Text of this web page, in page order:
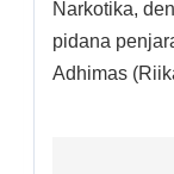
Narkotika,
pidana
Adhimas